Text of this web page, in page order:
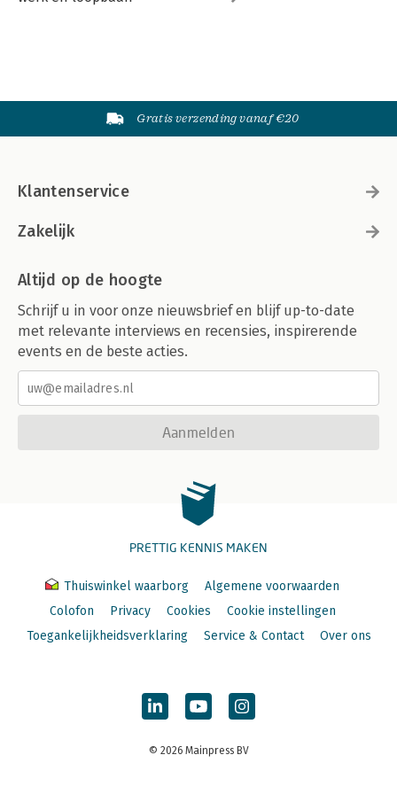
Gratis verzending vanaf €20
Klantenservice
Zakelijk
Altijd op de hoogte
Schrijf u in voor onze nieuwsbrief en blijf up-to-date
met relevante interviews en recensies, inspirerende
events en de beste acties.
Aanmelden
PRETTIG KENNIS MAKEN
Thuiswinkel waarborg
Algemene voorwaarden
Colofon
Privacy Cookies
Cookie instellingen
Toegankelijkheidsverklaring
Service & Contact Over ons
© 2026 Mainpress BV